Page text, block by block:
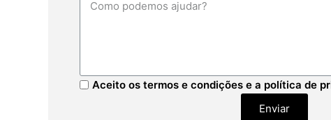
Aceito os termos e condições e a política de
Enviar